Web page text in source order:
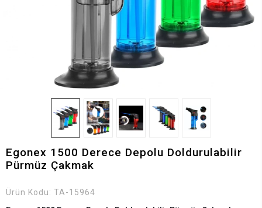
Egonex 1500 Derece Depolu Doldurulabilir
Pürmüz Çakmak
Ürün Kodu: TA-15964